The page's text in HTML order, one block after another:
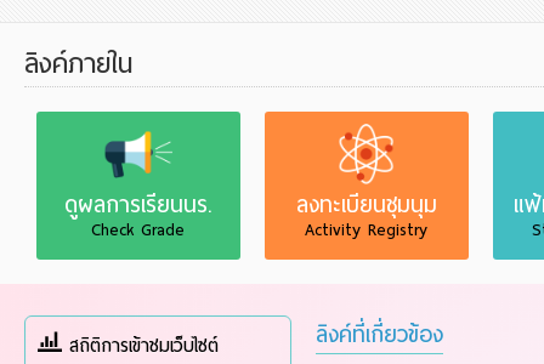
ลิงค์ภายใน
ดูผลการเรียนนร.
Check Grade
ลงทะเบียนชุมนุม
Activity Registry
แ
สถิติการเข้าชมเว็บไซต์ ลิงค์ที่เกี่ยวข้อง